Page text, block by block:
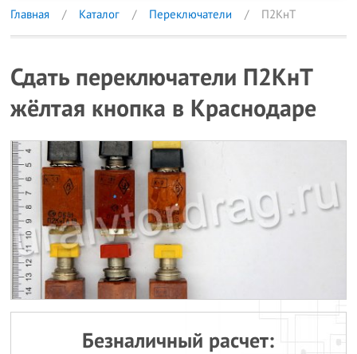
Главная Каталог Переключатели П2КнТ
Сдать переключатели П2КнТ
жёлтая кнопка в Краснодаре
Безналичный расчет: